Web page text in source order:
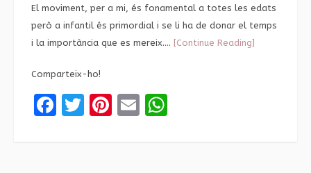
El moviment, per a mi, és fonamental a totes les edats
però a infantil és primordial i se li ha de donar el temps
i la importància que es mereix…. [Continue Reading]
Comparteix-ho!
Facebook
Twitter
Pinterest
Email